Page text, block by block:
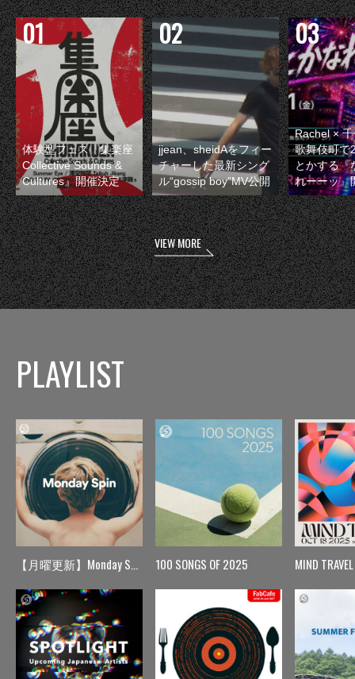
体験型フェス『集楽座
Collective Sounds &
Cultures』開催決定
jjean、sheidAをフィー
チャーした最新シング
ル“gossip boy”MV公開
Rachel ×
歌舞伎町で
とかする『
れーーッ』
VIEW MORE
PLAYLIST
【月曜更新】Monday Spin 100 SONGS OF 2025 MIND TRAVEL